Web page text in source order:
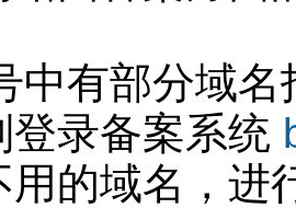
中有部分域
登录备案系统
用的域名，进